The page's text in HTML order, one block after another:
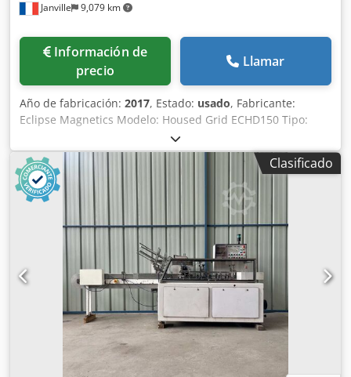
Janville 9,079 km
Información de
precio
Llamar
Año de fabricación: 2017, Estado: usado, Fabricante:
Eclipse Magnetics Modelo: Housed Grid ECHD150 Tipo:
Separador magnético de rejilla encajada de fácil limpieza
Año: 2017 Atex: Ex II1/2DcTX + II1/2GIICcTX Entrada / salida:
Ø 150 mm Dimensiones de la máquina con base: 100 x 90
x 120 cm Dimensiones de la máquina sin base: 208 x 214 x
270 mm Csdpfx Ajx R D H Aeb Hjrf Peso: 40 kg
Clasificado